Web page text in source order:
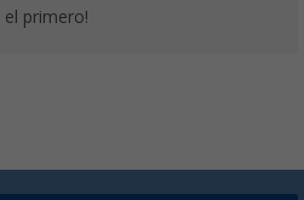
el primero!